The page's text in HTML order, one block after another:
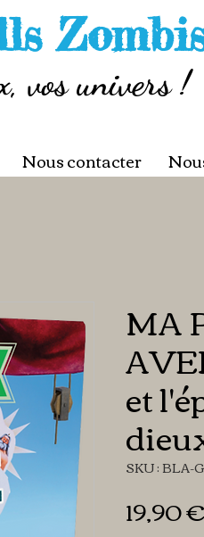
vos univers !
Nous contacter
MA
et
SKU : BLA-
19,90 €